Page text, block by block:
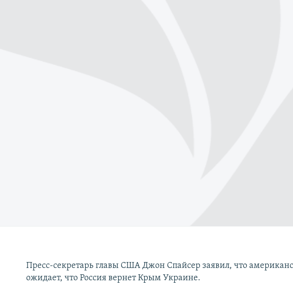
Пресс-секретарь главы США Джон Спайсер заявил, что
ожидает, что Россия вернет Крым Украине.